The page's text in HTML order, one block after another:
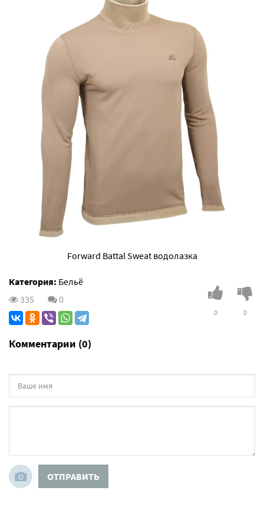
Forward Battal Sweat водолазка
Категория: Бельё
335
0
0 0
Комментарии (0)
ОТПРАВИТЬ